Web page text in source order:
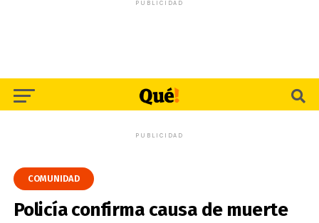
PUBLICIDAD
PUBLICIDAD
COMUNIDAD
Policía confirma causa de muerte